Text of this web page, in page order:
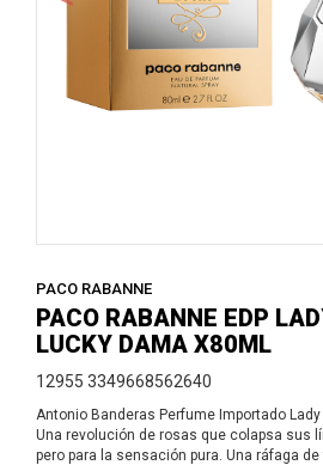
PACO RABANNE
PACO RABANNE EDP
LUCKY DAMA X80ML
12955 3349668562640
Antonio Banderas Perfume Importado
Una revolución de rosas que colapsa sus
pero para la sensación pura. Una ráfaga